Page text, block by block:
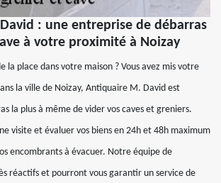
: une entreprise de débarras
à votre proximité à Noizay
la place dans votre maison ? Vous avez mis votre
la ville de Noizay, Antiquaire M. David est
la plus à même de vider vos caves et greniers.
visite et évaluer vos biens en 24h et 48h maximum
encombrants à évacuer. Notre équipe de
réactifs et pourront vous garantir un service de